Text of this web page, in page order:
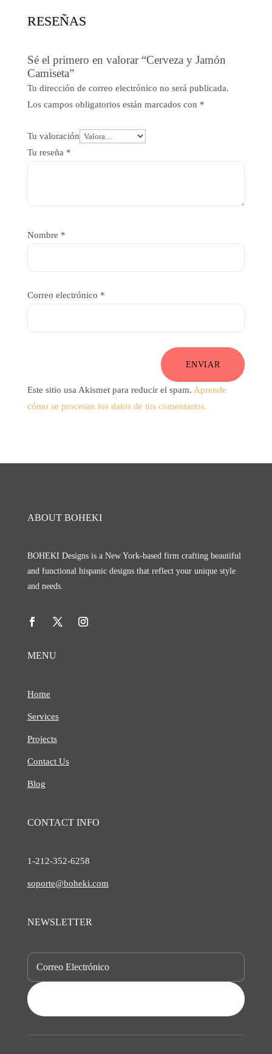
RESEÑAS
Sé el primero en valorar “Cerveza y Jamón
Camiseta”
Tu dirección de correo electrónico no será publicada.
Los campos obligatorios están marcados con *
Tu valoración
Tu reseña *
Nombre *
Correo electrónico *
ENVIAR
Este sitio usa Akismet para reducir el spam. Aprende
cómo se procesan los datos de tus comentarios.
ABOUT BOHEKI
BOHEKI Designs is a New York-based firm crafting beautiful
and functional hispanic designs that reflect your unique style
and needs.
MENU
Home
Services
Projects
Contact Us
Blog
CONTACT INFO
1-212-352-6258
soporte@boheki.com
NEWSLETTER